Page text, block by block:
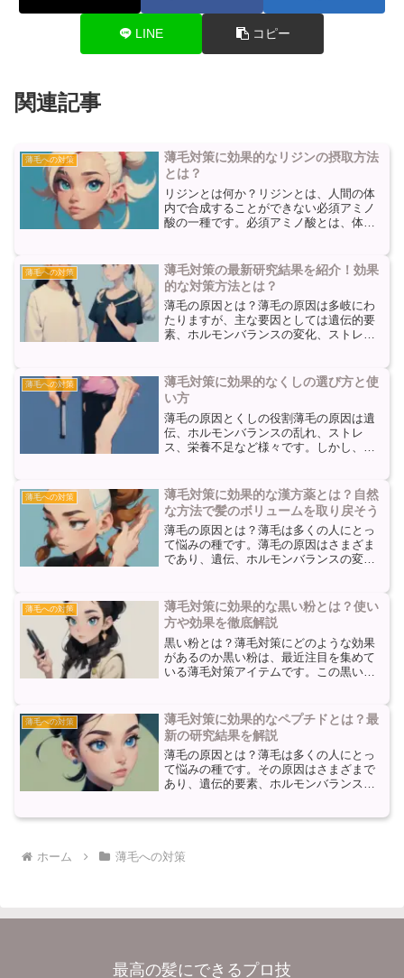
LINE コピー
関連記事
薄毛への対策
薄毛対策に効果的なリジンの摂取方法
とは？
リジンとは何か？リジンとは、人間の体
内で合成することができない必須アミノ
酸の一種です。必須アミノ酸とは、体内
します。リジンは、体内のタンパク質合
成や骨の形成に重要な役割...
薄毛への対策
薄毛対策の最新研究結果を紹介！効果
的な対策方法とは？
薄毛の原因とは？薄毛の原因は多岐にわ
たりますが、主な要因としては遺伝的要
素、ホルモンバランスの変化、ストレ
要因には対策が可能です。遺伝的要素に
よる薄毛は、特に男性型脱毛...
薄毛への対策
薄毛対策に効果的なくしの選び方と使
い方
薄毛の原因とくしの役割薄毛の原因は遺
伝、ホルモンバランスの乱れ、ストレ
ス、栄養不足など様々です。しかし、適
くしは頭皮の血行を促進し、毛髪の成長
をサポートする役割を果たし...
薄毛への対策
薄毛対策に効果的な漢方薬とは？自然
な方法で髪のボリュームを取り戻そう
薄毛の原因とは？薄毛は多くの人にとっ
て悩みの種です。薄毛の原因はさまざま
であり、遺伝、ホルモンバランスの変
の毛の成長サイクルが乱れ、薄毛が進行
してしまうのです。薄毛対策...
薄毛への対策
薄毛対策に効果的な黒い粉とは？使い
方や効果を徹底解説
黒い粉とは？薄毛対策にどのような効果
があるのか黒い粉は、最近注目を集めて
いる薄毛対策アイテムです。この黒い粉
粉と呼ばれています。黒い粉は、薄毛対
策に効果的であると言われ...
薄毛への対策
薄毛対策に効果的なペプチドとは？最
新の研究結果を解説
薄毛の原因とは？薄毛は多くの人にとっ
て悩みの種です。その原因はさまざまで
あり、遺伝的要素、ホルモンバランスの
ホーム
薄毛への対策
最高の髪にできるプロ技